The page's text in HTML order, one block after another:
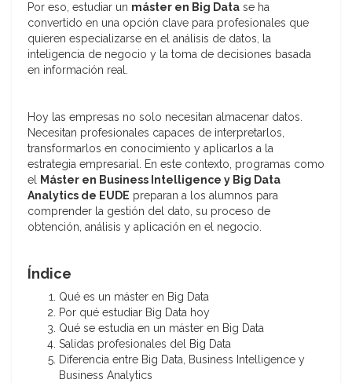
Por eso, estudiar un máster en Big Data se ha
convertido en una opción clave para profesionales que
quieren especializarse en el análisis de datos, la
inteligencia de negocio y la toma de decisiones basada
en información real.
Hoy las empresas no solo necesitan almacenar datos.
Necesitan profesionales capaces de interpretarlos,
transformarlos en conocimiento y aplicarlos a la
estrategia empresarial. En este contexto, programas como
el Máster en Business Intelligence y Big Data
Analytics de EUDE preparan a los alumnos para
comprender la gestión del dato, su proceso de
obtención, análisis y aplicación en el negocio.
Índice
Qué es un máster en Big Data
Por qué estudiar Big Data hoy
Qué se estudia en un máster en Big Data
Salidas profesionales del Big Data
Diferencia entre Big Data, Business Intelligence y
Business Analytics